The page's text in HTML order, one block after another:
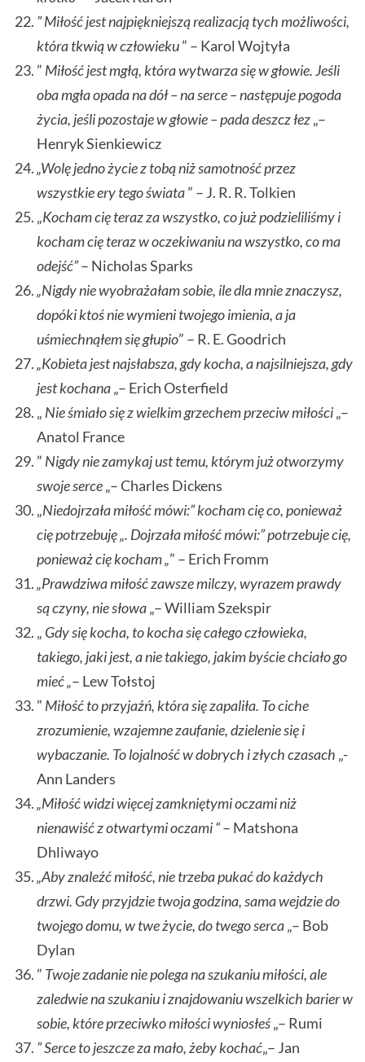
” Miłość jest najpiękniejszą realizacją tych możliwości,
która tkwią w człowieku” – Karol Wojtyła
” Miłość jest mgłą, która wytwarza się w głowie. Jeśli
oba mgła opada na dół – na serce – następuje pogoda
życia, jeśli pozostaje w głowie – pada deszcz łez„–
Henryk Sienkiewicz
„Wolę jedno życie z tobą niż samotność przez
wszystkie ery tego świata” – J. R. R. Tolkien
„Kocham cię teraz za wszystko, co już podzieliliśmy i
kocham cię teraz w oczekiwaniu na wszystko, co ma
odejść”– Nicholas Sparks
„Nigdy nie wyobrażałam sobie, ile dla mnie znaczysz,
dopóki ktoś nie wymieni twojego imienia, a ja
uśmiechnąłem się głupio” – R. E. Goodrich
„Kobieta jest najsłabsza, gdy kocha, a najsilniejsza, gdy
jest kochana„– Erich Osterfield
„ Nie śmiało się z wielkim grzechem przeciw miłości„–
Anatol France
” Nigdy nie zamykaj ust temu, którym już otworzymy
swoje serce„– Charles Dickens
„Niedojrzała miłość mówi:” kocham cię co, ponieważ
cię potrzebuję „. Dojrzała miłość mówi:” potrzebuje cię,
ponieważ cię kocham „” – Erich Fromm
„Prawdziwa miłość zawsze milczy, wyrazem prawdy
są czyny, nie słowa„– William Szekspir
„ Gdy się kocha, to kocha się całego człowieka,
takiego, jaki jest, a nie takiego, jakim byście chciało go
mieć „– Lew Tołstoj
” Miłość to przyjaźń, która się zapaliła. To ciche
zrozumienie, wzajemne zaufanie, dzielenie się i
wybaczanie. To lojalność w dobrych i złych czasach „-
Ann Landers
„Miłość widzi więcej zamkniętymi oczami niż
nienawiść z otwartymi oczami “– Matshona
Dhliwayo
„Aby znaleźć miłość, nie trzeba pukać do każdych
drzwi. Gdy przyjdzie twoja godzina, sama wejdzie do
twojego domu, w twe życie, do twego serca„– Bob
Dylan
” Twoje zadanie nie polega na szukaniu miłości, ale
zaledwie na szukaniu i znajdowaniu wszelkich barier w
sobie, które przeciwko miłości wyniosłeś„– Rumi
” Serce to jeszcze za mało, żeby kochać„– Jan